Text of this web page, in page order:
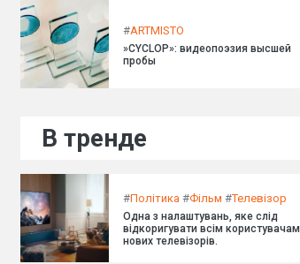
#ARTMISTO
»CYCLOP»: видеопоэзия высшей
пробы
В тренде
#Політика #Фільм #Телевізор
Одна з налаштувань, яке слід
відкоригувати всім користувачам
нових телевізорів.